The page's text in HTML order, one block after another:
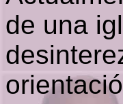
de una